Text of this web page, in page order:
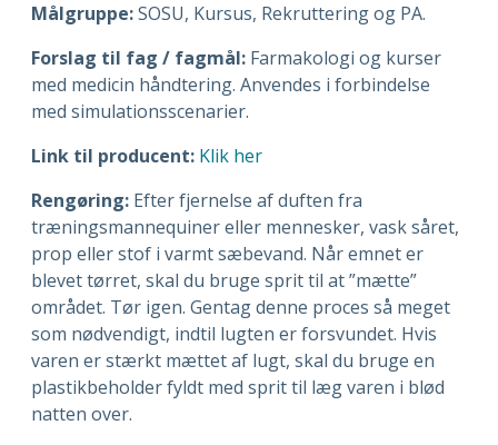
Målgruppe:SOSU, Kursus, Rekruttering og PA.
Forslag til fag / fagmål: Farmakologi og kurser
med medicin håndtering. Anvendes i forbindelse
med simulationsscenarier.
Link til producent: Klik her
Rengøring: Efter fjernelse af duften fra
træningsmannequiner eller mennesker, vask såret,
prop eller stof i varmt sæbevand. Når emnet er
blevet tørret, skal du bruge sprit til at ”mætte”
området. Tør igen. Gentag denne proces så meget
som nødvendigt, indtil lugten er forsvundet. Hvis
varen er stærkt mættet af lugt, skal du bruge en
plastikbeholder fyldt med sprit til læg varen i blød
natten over.